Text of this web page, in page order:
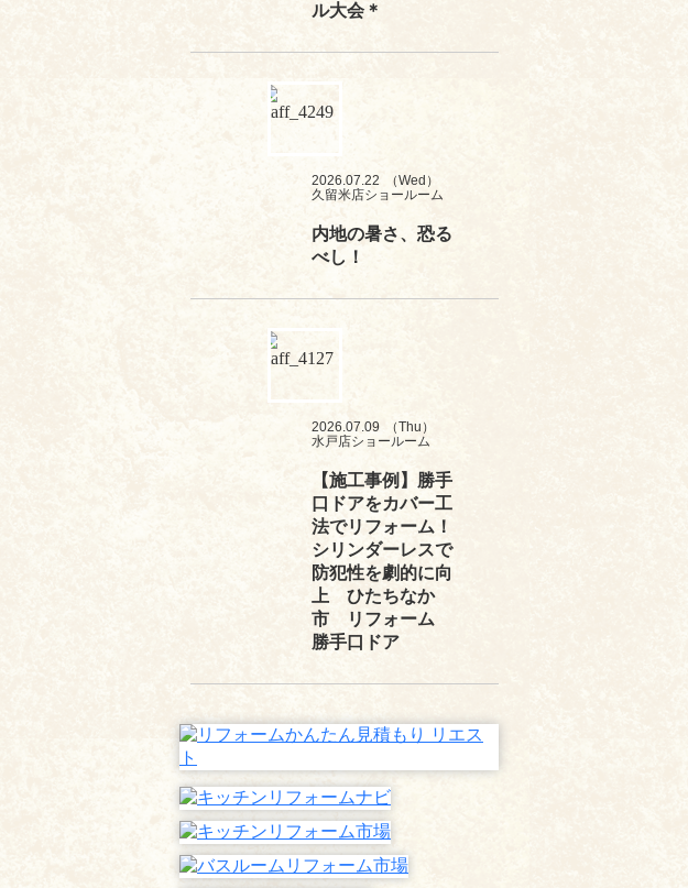
ル大会＊
2026.07.22
（Wed）
久留米店ショールーム
内地の暑さ、恐る
べし！
2026.07.09
（Thu）
水戸店ショールーム
【施工事例】勝手
口ドアをカバー工
法でリフォーム！
シリンダーレスで
防犯性を劇的に向
上 ひたちなか
市 リフォーム
勝手口ドア